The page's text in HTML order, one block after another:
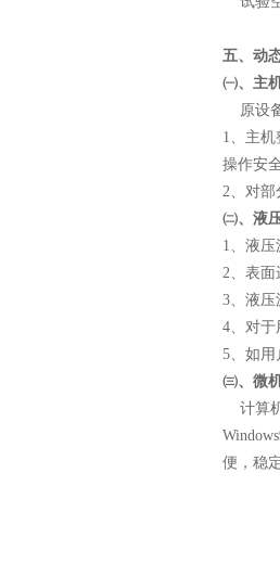
五、 动
㈠、主
原设
1、主
操作安
2、对部
㈡、液
1、液
2、表面
3、液压
4、对于
5、如用
㈢、微
计算机
便，稳